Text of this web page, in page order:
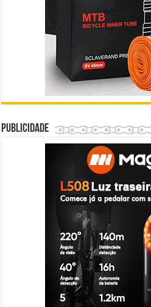
Publicidade